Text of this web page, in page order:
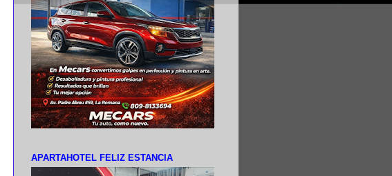
APARTAHOTEL FELIZ ESTANCIA